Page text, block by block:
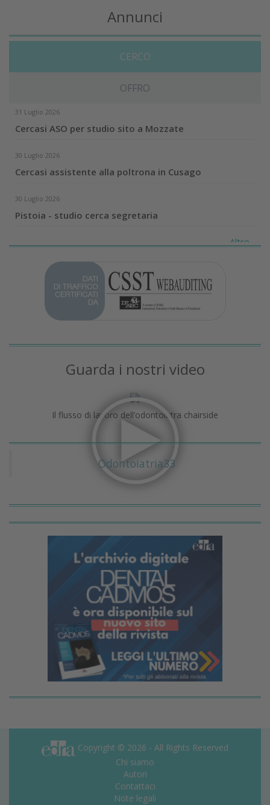
Annunci
CERCO
OFFRO
31 Luglio 2026
Cercasi ASO per studio sito a Mozzate
30 Luglio 2026
Cercasi assistente alla poltrona in Cusago
30 Luglio 2026
Pistoia - studio cerca segretaria
Altro...
Guarda i nostri video
Il flusso di lavoro dell’odontoiatra chairside
Odontoiatria33
Copyright © 2026 - All Rights Reserved
Chi siamo
Autori
Contattaci
Note legali